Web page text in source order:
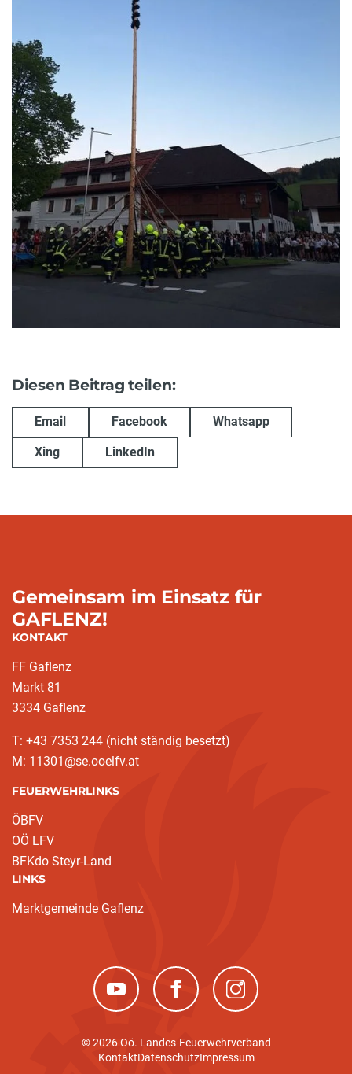
Diesen Beitrag teilen:
Email Facebook Whatsapp
Xing LinkedIn
Gemeinsam im Einsatz für
GAFLENZ!
KONTAKT
FF Gaflenz
Markt 81
3334 Gaflenz
T: +43 7353 244 (nicht ständig besetzt)
M: 11301@se.ooelfv.at
FEUERWEHRLINKS
ÖBFV
OÖ LFV
BFKdo Steyr-Land
LINKS
Marktgemeinde Gaflenz
(neues Fenster)(neues Fenster)(neues Fenster)
© 2026 Oö. Landes-Feuerwehrverband
KontaktDatenschutzImpressum